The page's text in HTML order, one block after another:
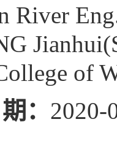
River
of
：